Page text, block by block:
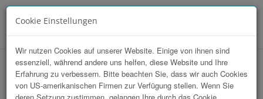
Array
hr-lounge Mitte zu Gast bei karriere.at
Cookie Einstellungen
Wir nutzen Cookies auf unserer Website. Einige von ihnen sind
essenziell, während andere uns helfen, diese Website und Ihre
Erfahrung zu verbessern. Bitte beachten Sie, dass wir auch Cookies
von US-amerikanischen Firmen zur Verfügung stellen. Wenn Sie